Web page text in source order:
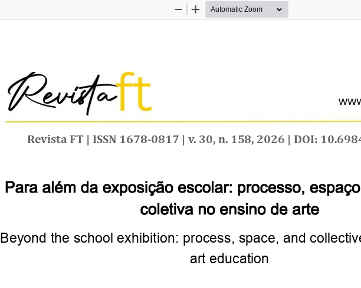
Zoom
Zoom
Revista FT ISSN 1678-0817 v. 30, n. 158, 2026 DOI:
Para além da exposição escolar: processo, espaço
coletiva no ensino de arte
Beyond the school exhibition: process, space, and
art education